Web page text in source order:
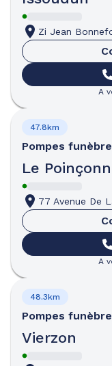
Zi Jean
A
Pompes
Le
47.8km
77 Avenue De
A
Pompes
Vierzon
48.3km